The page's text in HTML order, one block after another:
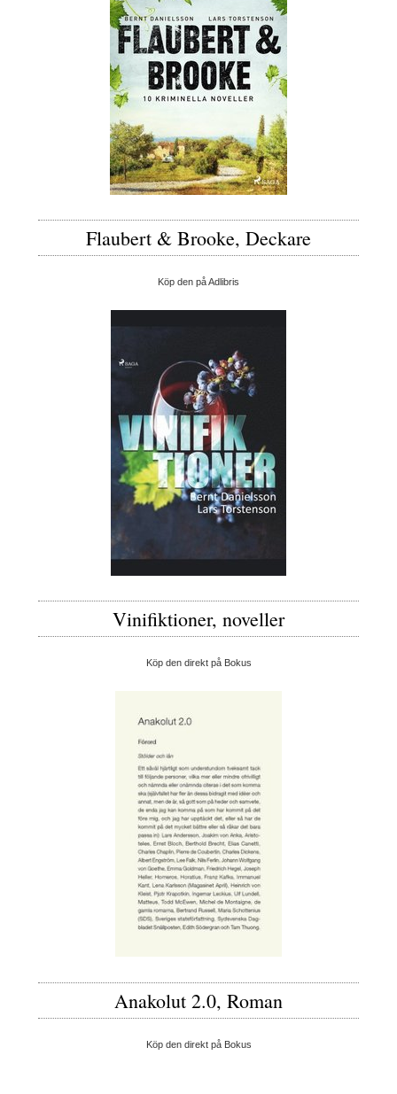
Flaubert & Brooke, Deckare
Köp den på Adlibris
Vinifiktioner, noveller
Köp den direkt på Bokus
Anakolut 2.0, Roman
Köp den direkt på Bokus